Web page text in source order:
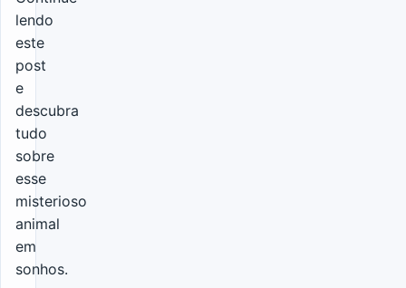
lendo
este
post
e
descubra
tudo
sobre
esse
misterioso
animal
em
sonhos.